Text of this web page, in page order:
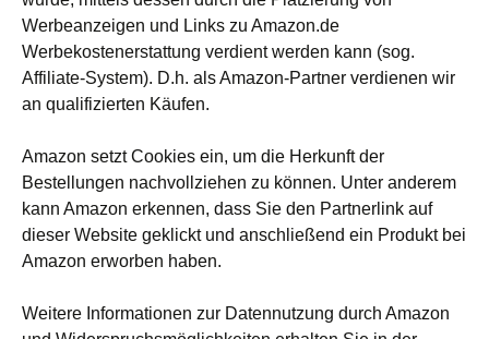
Werbeanzeigen und Links zu Amazon.de
Werbekostenerstattung verdient werden kann (sog.
Affiliate-System). D.h. als Amazon-Partner verdienen wir
an qualifizierten Käufen.
Amazon setzt Cookies ein, um die Herkunft der
Bestellungen nachvollziehen zu können. Unter anderem
kann Amazon erkennen, dass Sie den Partnerlink auf
dieser Website geklickt und anschließend ein Produkt bei
Amazon erworben haben.
Weitere Informationen zur Datennutzung durch Amazon